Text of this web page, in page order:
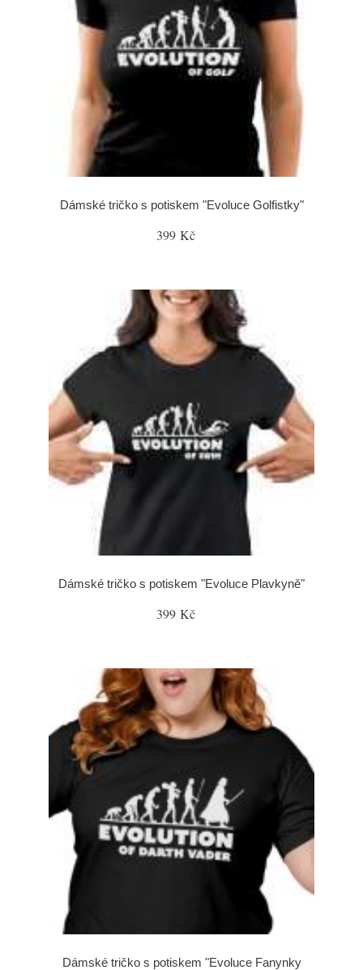
Dámské tričko s potiskem "Evoluce Golfistky"
399 Kč
Dámské tričko s potiskem "Evoluce Plavkyně"
399 Kč
Dámské tričko s potiskem "Evoluce Fanynky